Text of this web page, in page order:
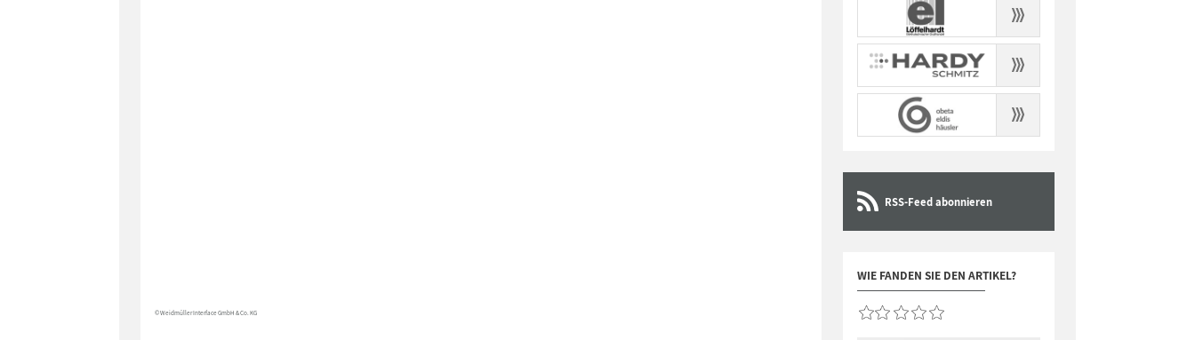
© Weidmüller Interface GmbH & Co. KG
RSS-Feed abonnieren
WIE FANDEN SIE DEN ARTIKEL?